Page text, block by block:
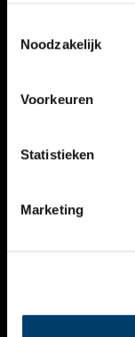
Noodzakelijk
Voorkeuren
Statistieken
Marketing
VERHALEN
KALENDER
THEMA’S
VIDEO’S
CONTACT